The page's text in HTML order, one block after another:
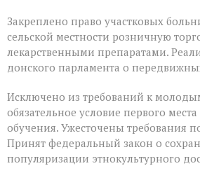
Закреплено право участковых
сельской местности розничную
лекарственными препаратами.
донского парламента о
Исключено из требований к
обязательное условие первого
обучения. Ужесточены требования
Принят федеральный закон о
популяризации этнокультурного